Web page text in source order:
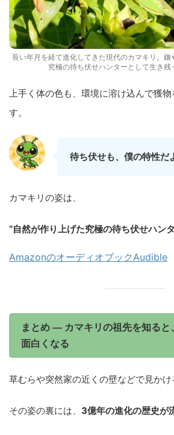
長い年月を経て進化してきた現代のカマキリ。鎌
究極の待ち伏せハンターとして生き残
上手く体の色も、環境に溶け込んで獲
す。
待ち伏せも、僕の特性だ
カマキリの姿は、
“自然が作り上げた究極の待ち伏せハン
AmazonのオーディオブックAudible
まとめ ― カマキリの祖先を知ると
面白くなる
草むらや突然家の近くの壁などで見かけ
その姿の裏には、 3億年の進化の歴史が